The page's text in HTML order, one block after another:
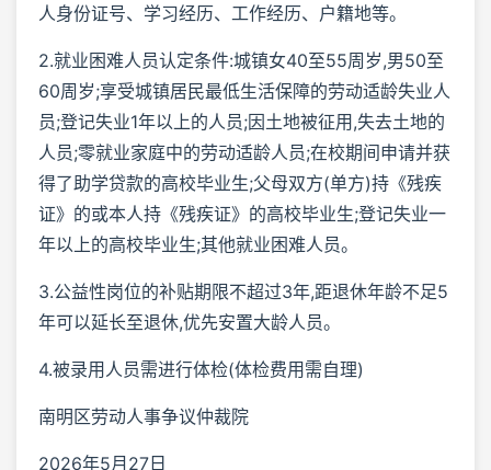
人身份证号、学习经历、工作经历、户籍地等。
2.就业困难人员认定条件:城镇女40至55周岁,男50至
60周岁;享受城镇居民最低生活保障的劳动适龄失业人
员;登记失业1年以上的人员;因土地被征用,失去土地的
人员;零就业家庭中的劳动适龄人员;在校期间申请并获
得了助学贷款的高校毕业生;父母双方(单方)持《残疾
证》的或本人持《残疾证》的高校毕业生;登记失业一
年以上的高校毕业生;其他就业困难人员。
3.公益性岗位的补贴期限不超过3年,距退休年龄不足5
年可以延长至退休,优先安置大龄人员。
4.被录用人员需进行体检(体检费用需自理)
南明区劳动人事争议仲裁院
2026年5月27日